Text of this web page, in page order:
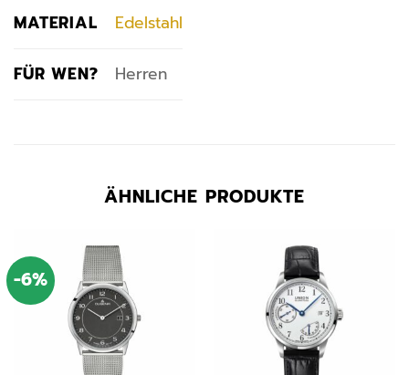
MATERIAL Edelstahl
FÜR WEN? Herren
ÄHNLICHE PRODUKTE
-6%